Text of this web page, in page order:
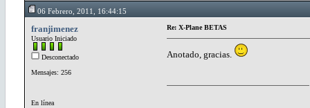
06 Febrero, 2011, 16:44:15
franjimenez
Usuario Iniciado
Desconectado
Mensajes: 256
En línea
Re: X-Plane BETAS
Anotado, gracias.